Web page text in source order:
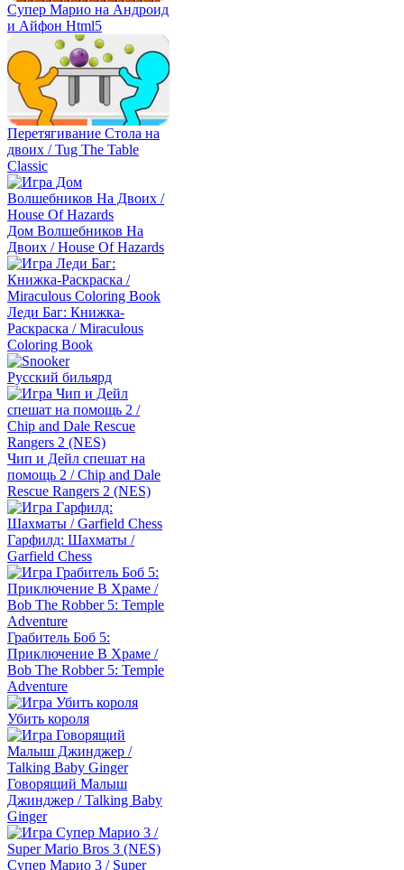
Супер Марио на Андроид
и Айфон Html5
Перетягивание Стола на
двоих / Tug The Table
Classic
Дом Волшебников На
Двоих / House Of Hazards
Леди Баг: Книжка-
Раскраска / Miraculous
Coloring Book
Русский бильярд
Чип и Дейл спешат на
помощь 2 / Chip and Dale
Rescue Rangers 2 (NES)
Гарфилд: Шахматы /
Garfield Chess
Грабитель Боб 5:
Приключение В Храме /
Bob The Robber 5: Temple
Adventure
Убить короля
Говорящий Малыш
Джинджер / Talking Baby
Ginger
Супер Марио 3 / Super